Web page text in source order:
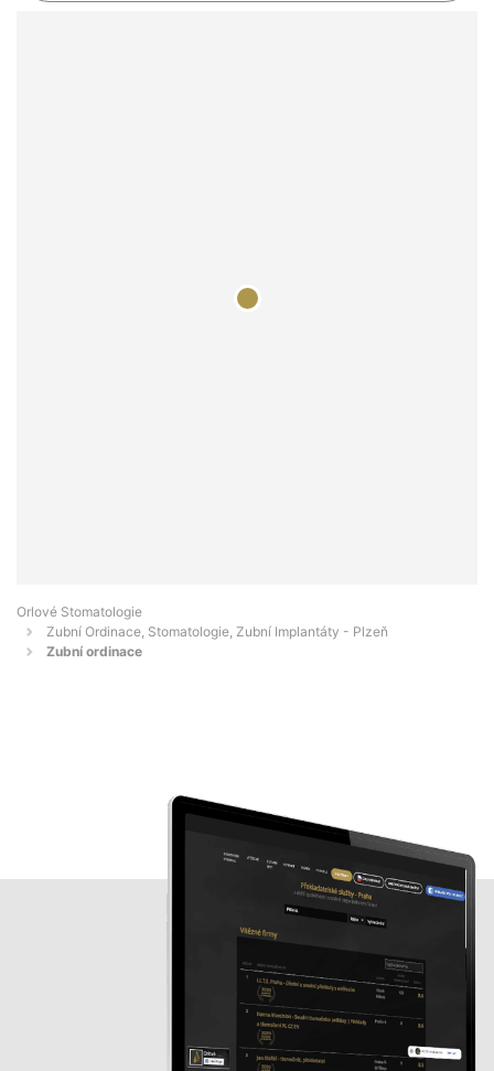
Orlové Stomatologie
Zubní Ordinace, Stomatologie, Zubní Implantáty - Plzeň
Zubní ordinace